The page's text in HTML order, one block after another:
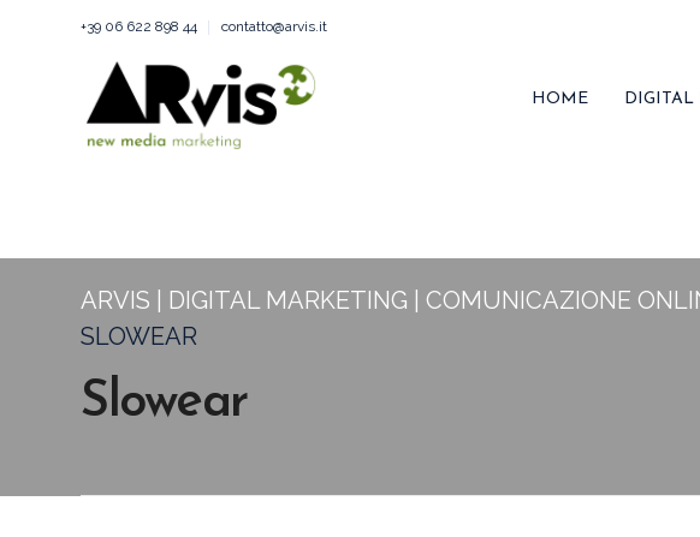
+39 06 622 898 44 contatto@arvis.it
HOME DIGITAL
ARVIS | DIGITAL MARKETING | COMUNICAZIONE
SLOWEAR
Slowear